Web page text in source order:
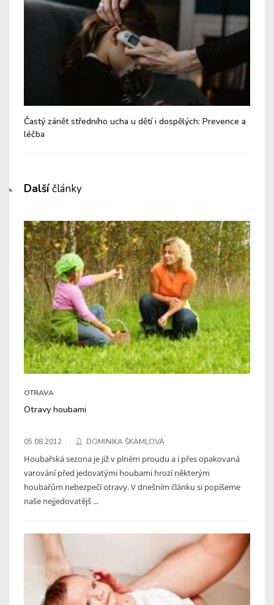
Častý zánět středního ucha u dětí i dospělých: Prevence a
léčba
Dalšíčlánky
OTRAVA
Otravy houbami
05.08.2012 DOMINIKA ŠKAMLOVÁ
Houbařská sezona je již v plném proudu a i přes opakovaná
varování před jedovatými houbami hrozí některým
houbařům nebezpečí otravy. V dnešním článku si popíšeme
naše nejjedovatějš ...